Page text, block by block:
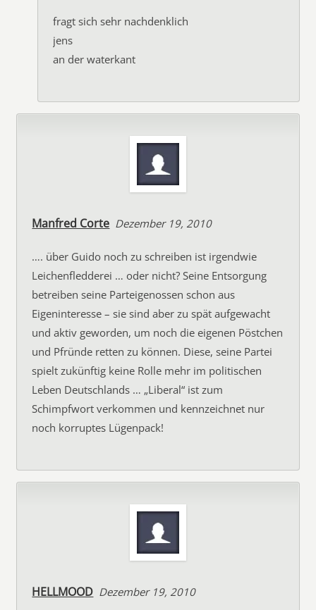
fragt sich sehr nachdenklich
jens
an der waterkant
Manfred Corte Dezember 19, 2010
…. über Guido noch zu schreiben ist irgendwie
Leichenfledderei … oder nicht? Seine Entsorgung
betreiben seine Parteigenossen schon aus
Eigeninteresse – sie sind aber zu spät aufgewacht
und aktiv geworden, um noch die eigenen Pöstchen
und Pfründe retten zu können. Diese, seine Partei
spielt zukünftig keine Rolle mehr im politischen
Leben Deutschlands … „Liberal“ ist zum
Schimpfwort verkommen und kennzeichnet nur
noch korruptes Lügenpack!
HELLMOOD Dezember 19, 2010